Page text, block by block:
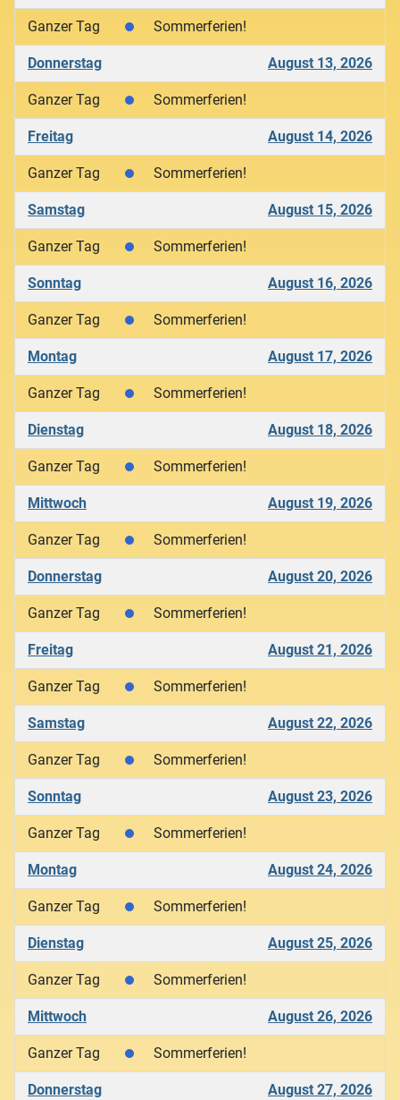
Ganzer Tag Sommerferien!
Donnerstag August 13, 2026
Ganzer Tag Sommerferien!
Freitag August 14, 2026
Ganzer Tag Sommerferien!
Samstag August 15, 2026
Ganzer Tag Sommerferien!
Sonntag August 16, 2026
Ganzer Tag Sommerferien!
Montag August 17, 2026
Ganzer Tag Sommerferien!
Dienstag August 18, 2026
Ganzer Tag Sommerferien!
Mittwoch August 19, 2026
Ganzer Tag Sommerferien!
Donnerstag August 20, 2026
Ganzer Tag Sommerferien!
Freitag August 21, 2026
Ganzer Tag Sommerferien!
Samstag August 22, 2026
Ganzer Tag Sommerferien!
Sonntag August 23, 2026
Ganzer Tag Sommerferien!
Montag August 24, 2026
Ganzer Tag Sommerferien!
Dienstag August 25, 2026
Ganzer Tag Sommerferien!
Mittwoch August 26, 2026
Ganzer Tag Sommerferien!
Donnerstag August 27, 2026